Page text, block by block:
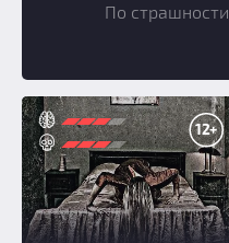
Добавить квест
По страшности
12+